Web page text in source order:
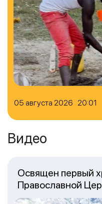
05 августа 2026 20:01
Видео
Освящен первый
Православной